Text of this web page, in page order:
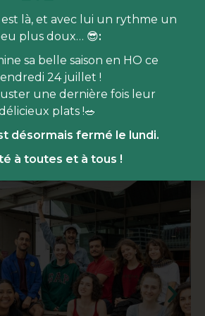
à échéance 2023 une
Dossier de presse
est là, et avec lui un rythme un
plus doux… 😎:
sa belle saison en HO ce
24 juillet !
une dernière fois leur
plats !🥗
désormais fermé le lundi.
à toutes et à tous !